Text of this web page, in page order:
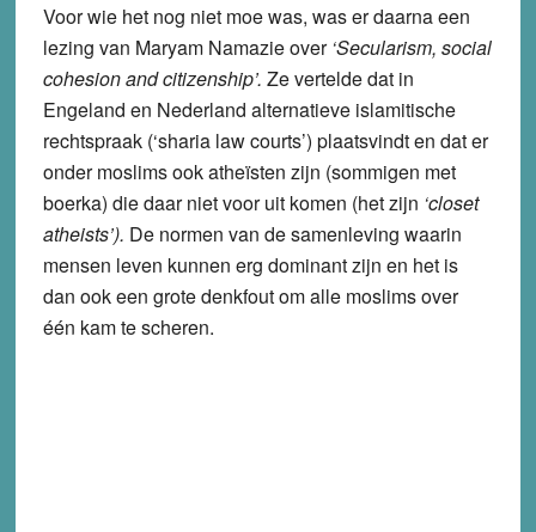
Voor wie het nog niet moe was, was er daarna een
lezing van Maryam Namazie over ‘Secularism, social
cohesion and citizenship’. Ze vertelde dat in
Engeland en Nederland alternatieve islamitische
rechtspraak (‘sharia law courts’) plaatsvindt en dat er
onder moslims ook atheïsten zijn (sommigen met
boerka) die daar niet voor uit komen (het zijn ‘closet
atheists’). De normen van de samenleving waarin
mensen leven kunnen erg dominant zijn en het is
dan ook een grote denkfout om alle moslims over
één kam te scheren.